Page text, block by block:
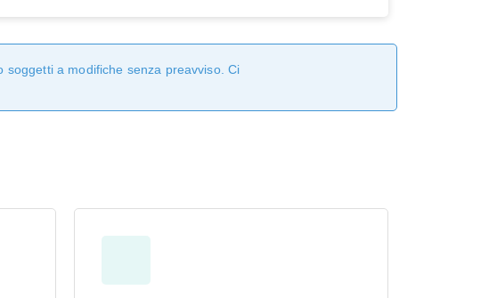
a modifiche senza preavviso. Ci